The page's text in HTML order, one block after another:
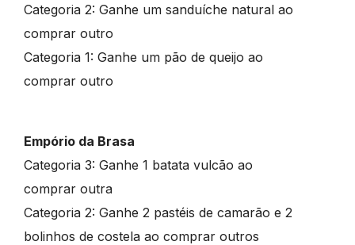
Categoria 2: Ganhe um sanduíche natural ao
comprar outro
Categoria 1: Ganhe um pão de queijo ao
comprar outro
Empório da Brasa
Categoria 3: Ganhe 1 batata vulcão ao
comprar outra
Categoria 2: Ganhe 2 pastéis de camarão e 2
bolinhos de costela ao comprar outros